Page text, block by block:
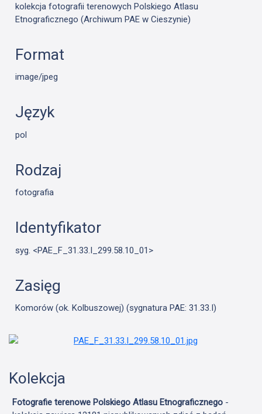
kolekcja fotografii terenowych Polskiego Atlasu
Etnograficznego (Archiwum PAE w Cieszynie)
Format
image/jpeg
Język
pol
Rodzaj
fotografia
Identyfikator
syg. <PAE_F_31.33.I_299.58.10_01>
Zasięg
Komorów (ok. Kolbuszowej) (sygnatura PAE: 31.33.I)
Kolekcja
Fotografie terenowe Polskiego Atlasu Etnograficznego -